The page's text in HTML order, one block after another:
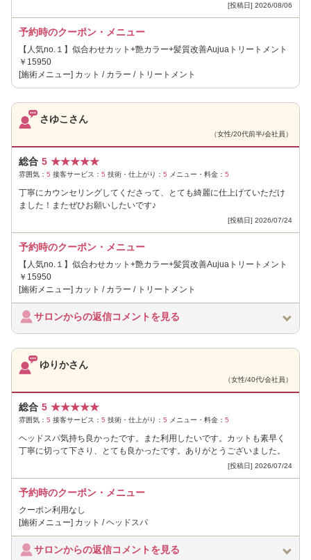
[投稿日] 2026/08/06
予約時のクーポン・メニュー
【人気no.１】似合わせカット+艶カラー+髪質改善Aujuaトリートメント
￥15950
[施術メニュー] カット / カラー / トリートメント
さゆこさん
（女性/20代前半/会社員）
総合 5 ★★★★★
雰囲気： 5 接客サービス： 5 技術・仕上がり： 5 メニュー・料金： 5
丁寧にカウンセリングしてくださって、とても綺麗に仕上げていただけ
ました！またぜひお願いしたいです♪
[投稿日] 2026/07/24
予約時のクーポン・メニュー
【人気no.１】似合わせカット+艶カラー+髪質改善Aujuaトリートメント
￥15950
[施術メニュー] カット / カラー / トリートメント
サロンからの返信コメントを見る
ゆりかさん
（女性/40代/会社員）
総合 5 ★★★★★
雰囲気： 5 接客サービス： 5 技術・仕上がり： 5 メニュー・料金： 5
ヘッドスパ気持ち良かったです。また利用したいです。カットも素早く
丁寧に切って下さり、とても良かったです。ありがとうございました。
[投稿日] 2026/07/24
予約時のクーポン・メニュー
クーポン利用なし
[施術メニュー] カット / ヘッドスパ
サロンからの返信コメントを見る